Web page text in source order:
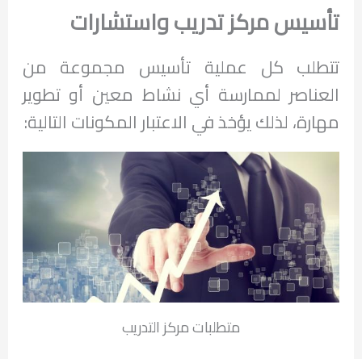
تأسيس مركز تدريب واستشارات
تتطلب كل عملية تأسيس مجموعة من
العناصر لممارسة أي نشاط معين أو تطوير
مهارة، لذلك يؤخذ في الاعتبار المكونات التالية:
متطلبات مركز التدريب